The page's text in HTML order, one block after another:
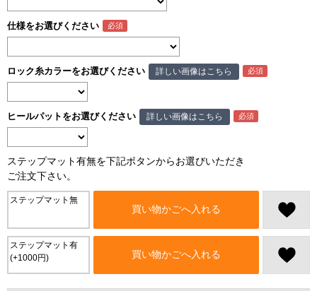
ステップマット有無を下記ボタンからお選びいただき
ご注文下さい。
仕様をお選びください
ロック糸カラーをお選びください 詳しい画像はこちら
ヒールパットをお選びください 詳しい画像はこちら
ステップマット無
買い物かごへ入れる
ステップマット有
(+1000円)
買い物かごへ入れる